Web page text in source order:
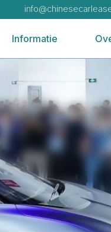
Informatie